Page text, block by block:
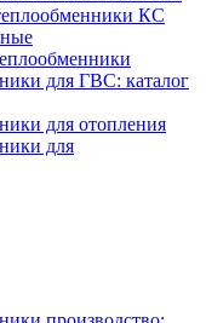
КC
для ГВС: каталог
для отопления
для